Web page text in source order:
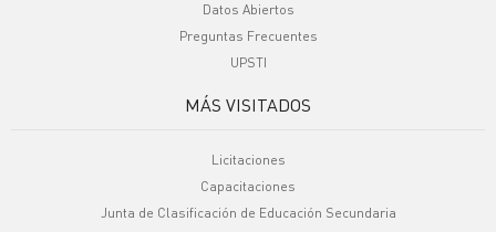
Datos Abiertos
Preguntas Frecuentes
UPSTI
MÁS VISITADOS
Licitaciones
Capacitaciones
Junta de Clasificación de Educación Secundaria